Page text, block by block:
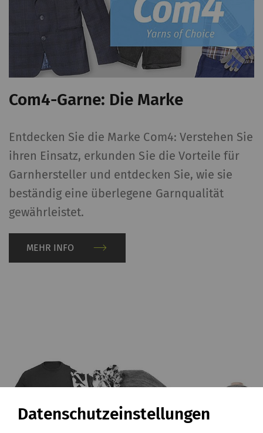
Com4-Garne: Die Marke
Entdecken Sie die Marke Com4: Verstehen Sie
ihren Einsatz, erkunden Sie die Vorteile für
Garnhersteller und entdecken Sie, wie sie
beständig eine überlegene Garnqualität
gewährleistet.
MEHR INFO
Datenschutzeinstellungen